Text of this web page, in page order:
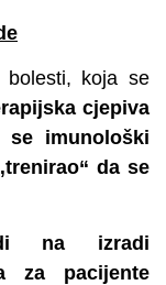
koja se
cjepiva
imunološki
da se
na izradi
za pacijente